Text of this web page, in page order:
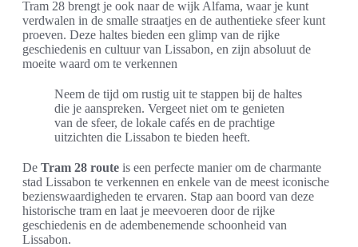
Tram 28 brengt je ook naar de wijk Alfama, waar je kunt
verdwalen in de smalle straatjes en de authentieke sfeer kunt
proeven. Deze haltes bieden een glimp van de rijke
geschiedenis en cultuur van Lissabon, en zijn absoluut de
moeite waard om te verkennen
Neem de tijd om rustig uit te stappen bij de haltes
die je aanspreken. Vergeet niet om te genieten
van de sfeer, de lokale cafés en de prachtige
uitzichten die Lissabon te bieden heeft.
De Tram 28 route is een perfecte manier om de charmante
stad Lissabon te verkennen en enkele van de meest iconische
bezienswaardigheden te ervaren. Stap aan boord van deze
historische tram en laat je meevoeren door de rijke
geschiedenis en de adembenemende schoonheid van
Lissabon.